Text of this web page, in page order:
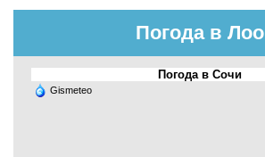
Погода в Лоо
Погода в Сочи
Gismeteo